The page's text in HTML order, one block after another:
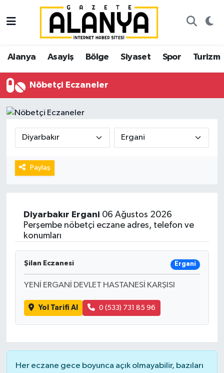
Alanya Asayiş Bölge Siyaset Spor Turizm
Nöbetçi Eczaneler
Paylaş
Diyarbakır Ergani 06 Ağustos 2026
Perşembe nöbetçi eczane adres, telefon ve
konumları
Şilan Eczanesi Ergani
YENİ ERGANİ DEVLET HASTANESİ KARŞISI
Yol Tarifi Al 0 (533) 731 85 96
Her eczane gece boyunca açık olmayabilir, bazıları
Alanya
Asayiş
Bölge
Siyaset
Spor
Turizm
Gazipaşa
İstanbul Nöbetçi Eczaneler
İstanbul Hava Durumu
İstanbul Trafik Yoğunluk Haritası
Süper Lig Puan Durumu ve Fikstür
Tüm Manşetler
Son Dakika Haberleri